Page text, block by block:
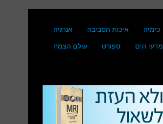
כימיה איכות הסביבה
אנרגיה
מדעי הים ספורט
עולם הצמח